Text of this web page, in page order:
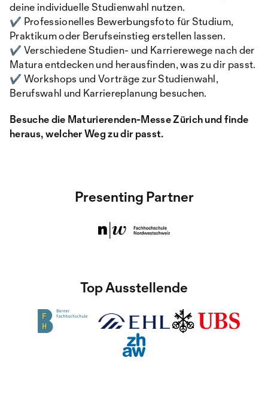
deine individuelle Studienwahl nutzen.
✔️ Professionelles Bewerbungsfoto für Studium,
Praktikum oder Berufseinstieg erstellen lassen.
✔️ Verschiedene Studien- und Karrierewege nach der
Matura entdecken und herausfinden, was zu dir passt.
✔️ Workshops und Vorträge zur Studienwahl,
Berufswahl und Karriereplanung besuchen.
Besuche die Maturierenden-Messe Zürich und finde
heraus, welcher Weg zu dir passt.
Presenting Partner
Top Ausstellende